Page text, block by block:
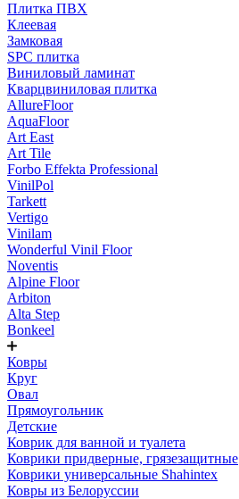
Плитка ПВХ
Клеевая
Замковая
SPC плитка
Виниловый ламинат
Кварцвиниловая плитка
AllureFloor
AquaFloor
Art East
Art Tile
Forbo Effekta Professional
VinilPol
Tarkett
Vertigo
Vinilam
Wonderful Vinil Floor
Noventis
Alpine Floor
Arbiton
Alta Step
Bonkeel
Ковры
Круг
Овал
Прямоугольник
Детские
Коврик для ванной и туалета
Коврики придверные, грязезащитные
Коврики универсальные Shahintex
Ковры из Белоруссии